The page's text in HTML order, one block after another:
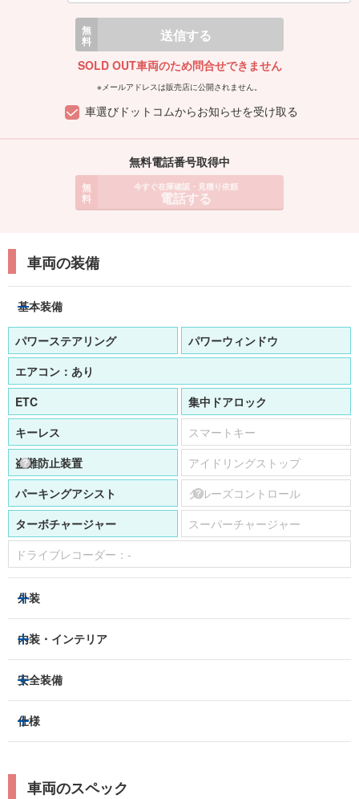
無
料 送信する
SOLD OUT車両のため問合せできません
※メールアドレスは販売店に公開されません。
車選びドットコムからお知らせを受け取る
無料電話番号取得中
無
料
今すぐ在庫確認・見積り依頼
電話する
車両の装備
基本装備
パワーステアリング
パワーウィンドウ
エアコン： あり
ETC
集中ドアロック
キーレス
スマートキー
盗難防止装置
アイドリングストップ
パーキングアシスト
クルーズコントロール
ターボチャージャー
スーパーチャージャー
ドライブレコーダー： -
外装
HIDヘッドライト
アルミホイール：21インチ
サンルーフ/ガラスルーフ
ルーフレール
内装・インテリア
3列シート
ベンチシート
パワーシート
シートヒーター
安全装備
トラクションコントロール
レーンキープアシスト
横滑り防止装置
衝突被害軽減プレーキ
仕様
車両のスペック